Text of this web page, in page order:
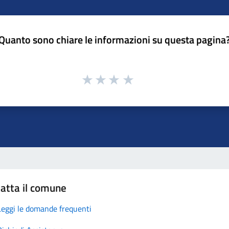
sono chiare le informazioni su questa
il comune
le domande frequenti